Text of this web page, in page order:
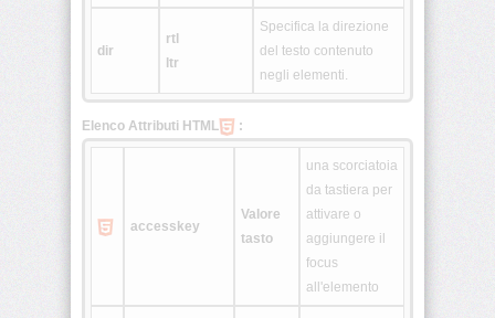
<font>
<frame>
<h1>
dir
rtl
ltr
Specifica la direzione
del testo contenuto
negli elementi.
Elenco Attributi HTML :
accesskey
Valore
tasto
una scorciatoia
da tastiera per
attivare o
aggiungere il
focus
all'elemento